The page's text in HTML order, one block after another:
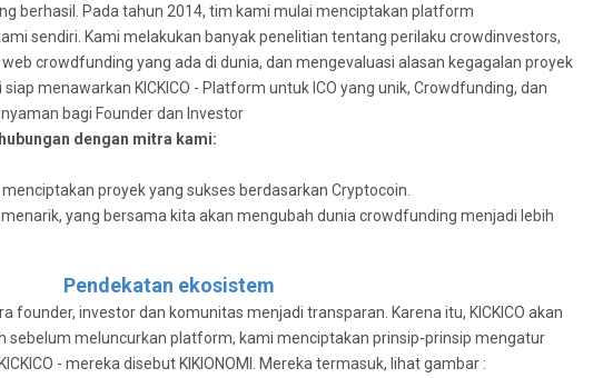
berhasil. Pada tahun 2014, tim kami mulai menciptakan platform
sendiri. Kami melakukan banyak penelitian tentang perilaku crowdinvestors,
crowdfunding yang ada di dunia, dan mengevaluasi alasan kegagalan proyek
menawarkan KICKICO - Platform untuk ICO yang unik, Crowdfunding, dan
bagi Founder dan Investor
dengan mitra kami:
proyek yang sukses berdasarkan Cryptocoin.
yang bersama kita akan mengubah dunia crowdfunding menjadi lebih
Pendekatan ekosistem
founder, investor dan komunitas menjadi transparan. Karena itu, KICKICO akan
sebelum meluncurkan platform, kami menciptakan prinsip-prinsip mengatur
- mereka disebut KIKIONOMI. Mereka termasuk, lihat gambar :